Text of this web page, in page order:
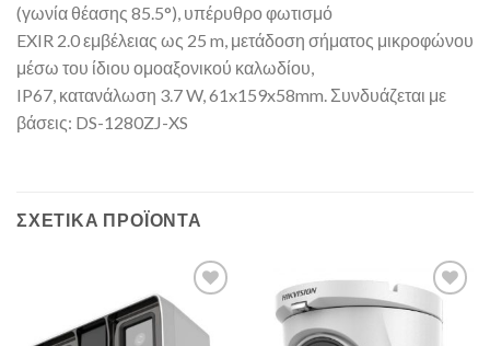
(γωνία θέασης 85.5°), υπέρυθρο φωτισμό
EXIR 2.0 εμβέλειας ως 25 m, μετάδοση σήματος μικροφώνου
μέσω του ίδιου ομοαξονικού καλωδίου,
IP67, κατανάλωση 3.7 W, 61x159x58mm. Συνδυάζεται με
βάσεις: DS-1280ZJ-XS
ΣΧΕΤΙΚΆ ΠΡΟΪΌΝΤΑ